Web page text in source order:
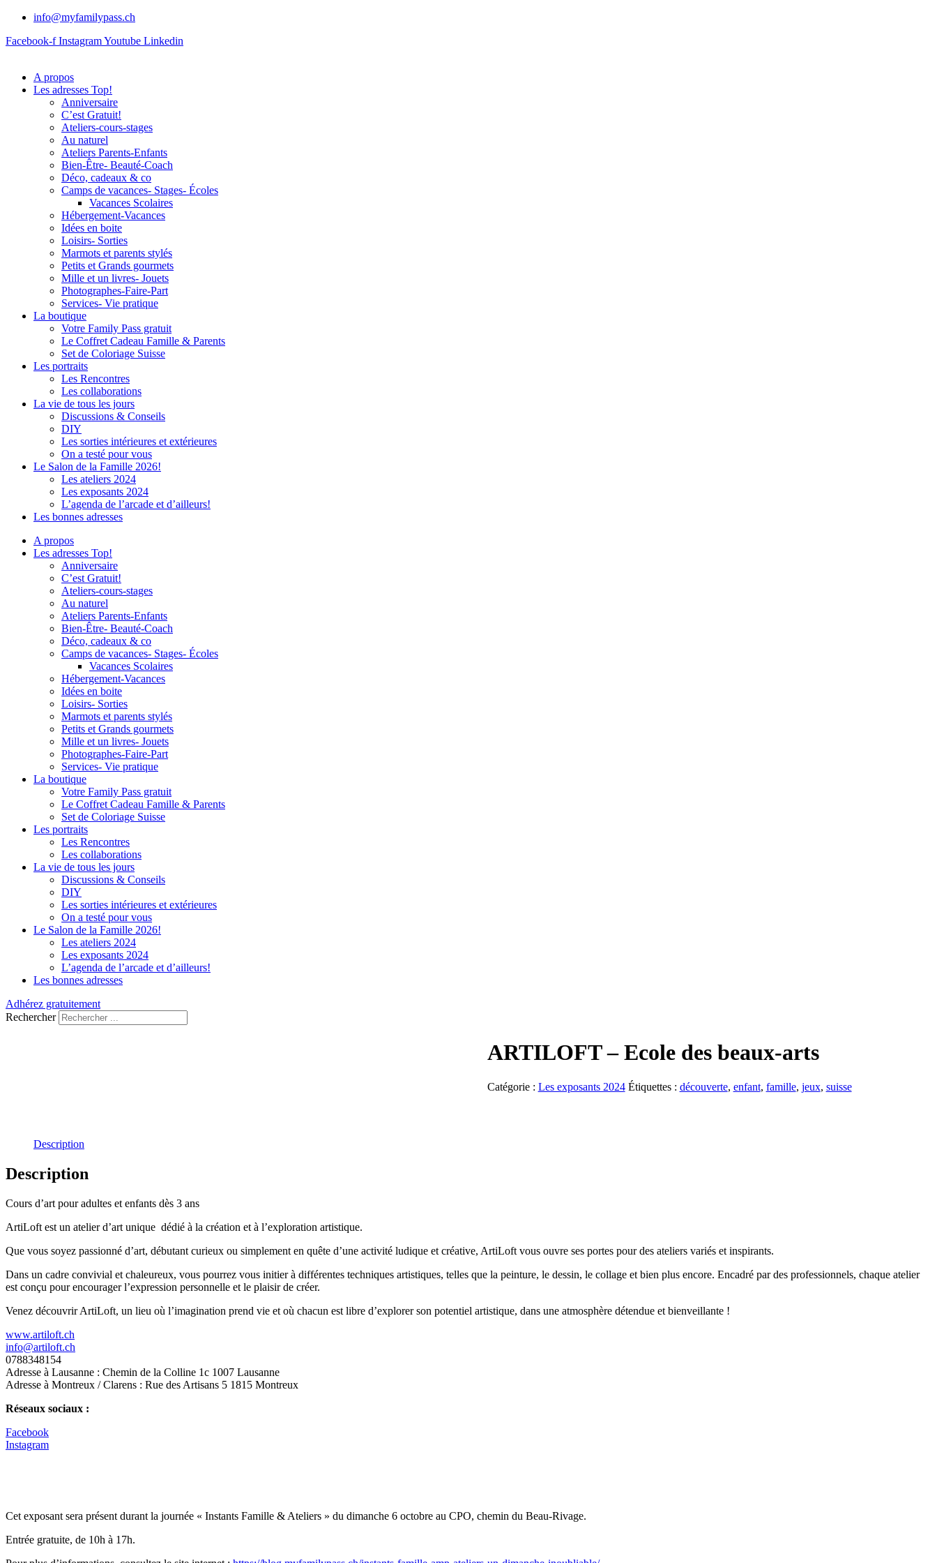
info@myfamilypass.ch
Facebook-f InstagramYoutube Linkedin
A propos
Les adresses Top!
Anniversaire
C’est Gratuit!
Ateliers-cours-stages
Au naturel
Ateliers Parents-Enfants
Bien-Être- Beauté-Coach
Déco, cadeaux & co
Camps de vacances- Stages- Écoles
Vacances Scolaires
Hébergement-Vacances
Idées en boite
Loisirs- Sorties
Marmots et parents stylés
Petits et Grands gourmets
Mille et un livres- Jouets
Photographes-Faire-Part
Services- Vie pratique
La boutique
Votre Family Pass gratuit
Le Coffret Cadeau Famille & Parents
Set de Coloriage Suisse
Les portraits
Les Rencontres
Les collaborations
La vie de tous les jours
Discussions & Conseils
DIY
Les sorties intérieures et extérieures
On a testé pour vous
Le Salon de la Famille 2026!
Les ateliers 2024
Les exposants 2024
L’agenda de l’arcade et d’ailleurs!
Les bonnes adresses
A propos
Les adresses Top!
Anniversaire
C’est Gratuit!
Ateliers-cours-stages
Au naturel
Ateliers Parents-Enfants
Bien-Être- Beauté-Coach
Déco, cadeaux & co
Camps de vacances- Stages- Écoles
Vacances Scolaires
Hébergement-Vacances
Idées en boite
Loisirs- Sorties
Marmots et parents stylés
Petits et Grands gourmets
Mille et un livres- Jouets
Photographes-Faire-Part
Services- Vie pratique
La boutique
Votre Family Pass gratuit
Le Coffret Cadeau Famille & Parents
Set de Coloriage Suisse
Les portraits
Les Rencontres
Les collaborations
La vie de tous les jours
Discussions & Conseils
DIY
Les sorties intérieures et extérieures
On a testé pour vous
Le Salon de la Famille 2026!
Les ateliers 2024
Les exposants 2024
L’agenda de l’arcade et d’ailleurs!
Les bonnes adresses
Adhérez gratuitement
Rechercher
ARTILOFT – Ecole des beaux-arts
Catégorie : Les exposants 2024 Étiquettes : découverte, enfant, famille, jeux, suisse
Description
Description
Cours d’art pour adultes et enfants dès 3 ans
ArtiLoft est un atelier d’art unique dédié à la création et à l’exploration artistique.
Que vous soyez passionné d’art, débutant curieux ou simplement en quête d’une activité ludique et créative, ArtiLoft vous ouvre ses portes pour des ateliers variés et inspirants.
Dans un cadre convivial et chaleureux, vous pourrez vous initier à différentes techniques artistiques, telles que la peinture, le dessin, le collage et bien plus encore. Encadré par des professionnels, chaque atelier
est conçu pour encourager l’expression personnelle et le plaisir de créer.
Venez découvrir ArtiLoft, un lieu où l’imagination prend vie et où chacun est libre d’explorer son potentiel artistique, dans une atmosphère détendue et bienveillante !
www.artiloft.ch
info@artiloft.ch
0788348154
Adresse à Lausanne : Chemin de la Colline 1c 1007 Lausanne
Adresse à Montreux / Clarens : Rue des Artisans 5 1815 Montreux
Réseaux sociaux :
Facebook
Instagram
Cet exposant sera présent durant la journée « Instants Famille & Ateliers » du dimanche 6 octobre au CPO, chemin du Beau-Rivage.
Entrée gratuite, de 10h à 17h.